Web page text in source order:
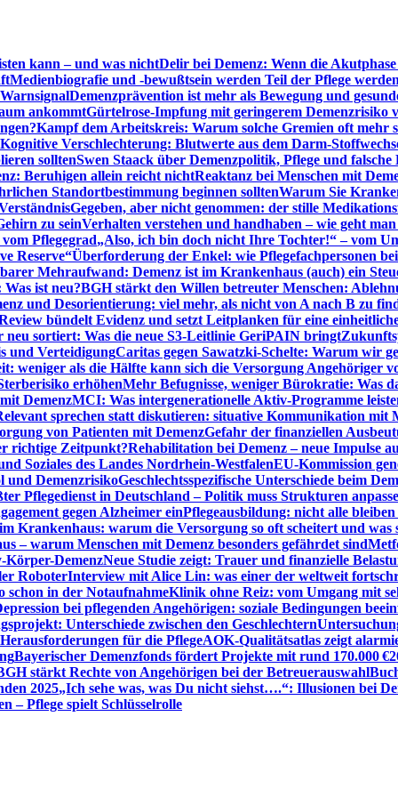
kann – und was nichtDelir bei Demenz: Wenn die
Medienbiografie und -bewußtsein werden Teil der Pflege werden
Demenzprävention ist mehr als Bewegung und
ankommtGürtelrose-Impfung mit geringerem Demenzrisiko
Kampf dem Arbeitskreis: Warum solche Gremien oft mehr
Kognitive Verschlechterung: Blutwerte aus dem Darm-
solltenSwen Staack über Demenzpolitik, Pflege und falsche
Beruhigen allein reicht nichtReaktanz bei Menschen mit
Standortbestimmung beginnen solltenWarum Sie
Gegeben, aber nicht genommen: der stille
zu seinVerhalten verstehen und handhaben – wie geht
Pflegegrad„Also, ich bin doch nicht Ihre Tochter!“ – vom
Reserve“Überforderung der Enkel: wie Pflegefachpersonen
Mehraufwand: Demenz ist im Krankenhaus (auch) ein
ist neu?BGH stärkt den Willen betreuter Menschen:
und Desorientierung: viel mehr, als nicht von A nach B zu
bündelt Evidenz und setzt Leitplanken für eine
neu sortiert: Was die neue S3-Leitlinie GeriPAIN bringt
und VerteidigungCaritas gegen Sawatzki-Schelte: Warum wir
weniger als die Hälfte kann sich die Versorgung Angehöriger
erhöhenMehr Befugnisse, weniger Bürokratie: Was
DemenzMCI: Was intergenerationelle Aktiv-Programme
sprechen statt diskutieren: situative Kommunikation mit
von Patienten mit DemenzGefahr der finanziellen
richtige Zeitpunkt?Rehabilitation bei Demenz – neue Impulse
Soziales des Landes Nordrhein-WestfalenEU-Kommission
und DemenzrisikoGeschlechtsspezifische Unterschiede beim
Pflegedienst in Deutschland – Politik muss Strukturen
gegen Alzheimer einPflegeausbildung: nicht alle bleiben
Krankenhaus: warum die Versorgung so oft scheitert und was
– warum Menschen mit Demenz besonders gefährdet sind
Körper-DemenzNeue Studie zeigt: Trauer und finanzielle
RoboterInterview mit Alice Lin: was einer der weltweit
schon in der NotaufnahmeKlinik ohne Reiz: vom Umgang mit
bei pflegenden Angehörigen: soziale Bedingungen
Unterschiede zwischen den Geschlechtern
für die PflegeAOK-Qualitätsatlas zeigt
Bayerischer Demenzfonds fördert Projekte mit rund 170.000 €
stärkt Rechte von Angehörigen bei der Betreuerauswahl
2025„Ich sehe was, was Du nicht siehst….“: Illusionen bei
– Pflege spielt Schlüsselrolle